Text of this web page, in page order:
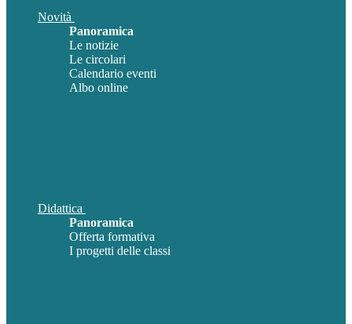
Novità
Panoramica
Le notizie
Le circolari
Calendario eventi
Albo online
Didattica
Panoramica
Offerta formativa
I progetti delle classi